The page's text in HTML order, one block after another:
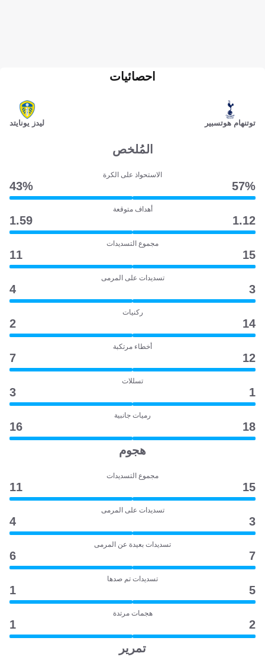
توتنهام هوتسبير
احصائيات
ليدز يونايتد
المُلخص
الاستحواذ على الكرة
57‎%‎
43‎%‎
أهداف متوقعة
1.12
1.59
مجموع التسديدات
15
11
تسديدات على المرمى
3
4
ركنيات
14
2
أخطاء مرتكبة
12
7
تسللات
1
3
رميات جانبية
18
16
هجوم
مجموع التسديدات
15
11
تسديدات على المرمى
3
4
تسديدات بعيدة عن المرمى
7
6
تسديدات تم صدها
5
1
هجمات مرتدة
2
1
تمرير